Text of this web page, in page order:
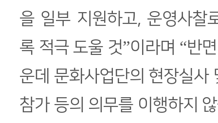
을 일부 지원하고, 운영사찰
록 적극 도울 것”이라며 “반
운데 문화사업단의 현장실사
참가 등의 의무를 이행하지